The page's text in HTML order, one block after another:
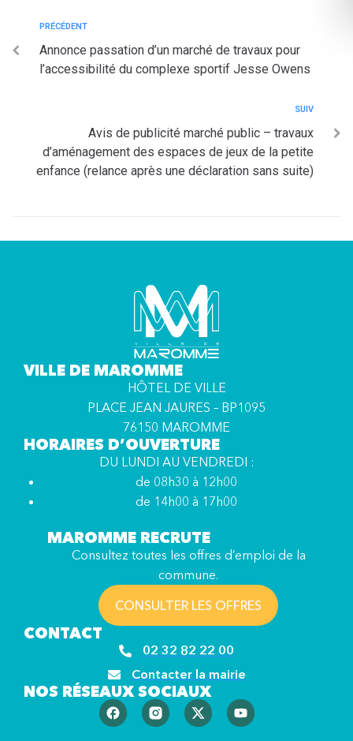
PRÉCÉDENT
Annonce passation d’un marché de travaux pour
l’accessibilité du complexe sportif Jesse Owens
SUIV
Avis de publicité marché public – travaux
d’aménagement des espaces de jeux de la petite
enfance (relance après une déclaration sans suite)
VILLE DE MAROMME
HÔTEL DE VILLE
PLACE JEAN JAURES – BP1095
76150 MAROMME
HORAIRES D’OUVERTURE
DU LUNDI AU VENDREDI :
de 08h30 à 12h00
de 14h00 à 17h00
MAROMME RECRUTE
Consultez toutes les offres d’emploi de la
commune.
CONSULTER LES OFFRES
CONTACT
02 32 82 22 00
Contacter la mairie
NOS RÉSEAUX SOCIAUX